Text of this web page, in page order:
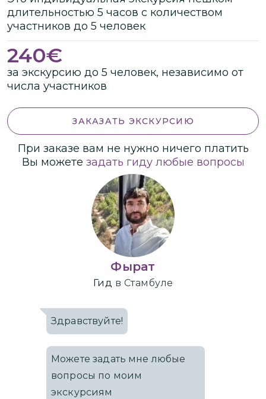
длительностью 5 часов с количеством
участников до 5 человек
240€
за экскурсию до 5 человек, независимо от
числа участников
ЗАКАЗАТЬ ЭКСКУРСИЮ
При заказе вам не нужно ничего платить
Вы можете задать гиду любые вопросы
Фырат
Гид в Стамбуле
Здравствуйте!
Можете задать мне любые
вопросы по моим
экскурсиям